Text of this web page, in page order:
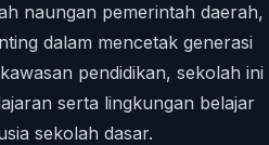
naungan pemerintah daerah,
dalam mencetak generasi
pendidikan, sekolah ini
serta lingkungan belajar
sekolah dasar.